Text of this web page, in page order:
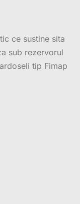
ce sustine sita
sub rezervorul
tip Fimap